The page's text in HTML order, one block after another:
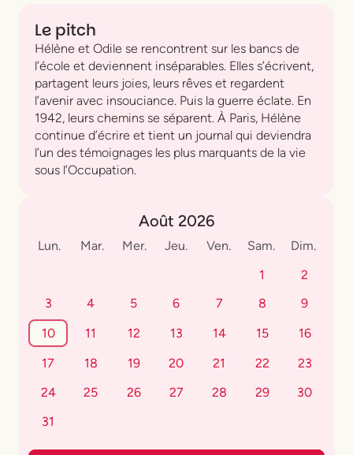
Le pitch
Hélène et Odile se rencontrent sur les bancs de
l’école et deviennent inséparables. Elles s’écrivent,
partagent leurs joies, leurs rêves et regardent
l’avenir avec insouciance. Puis la guerre éclate. En
1942, leurs chemins se séparent. À Paris, Hélène
continue d’écrire et tient un journal qui deviendra
l’un des témoignages les plus marquants de la vie
sous l’Occupation.
Août 2026
Lun. Mar. Mer. Jeu. Ven. Sam.
Dim.
1
2
3
4 5 6 7 8
9
10
11 12 13 14 15
16
17
18 19 20 21 22
23
24
25 26 27 28 29
30
31